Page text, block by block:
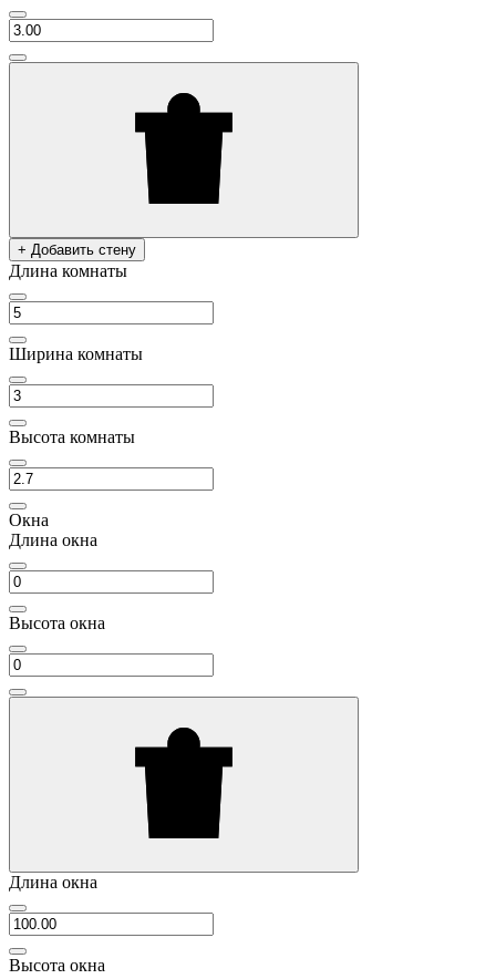
+ Добавить стену
Длина комнаты
Ширина комнаты
Высота комнаты
Окна
Длина окна
Высота окна
Длина окна
Высота окна